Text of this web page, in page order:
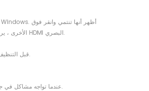
الإعدادات. بالنسبة لمصادر فيديو AV الأخرى ، يرجى الرجوع إلى الدليل لضبط دقة الفيديو. أعد تشغيل النظام. إذا كان من الضروري فصل كابل HDMI البصري.
● قبل التنظيف ، يرجى فصل هذه الوحدة من جهاز الصوت والصورة. لا تستخدم المنظفات السائلة أو البخاخة. استخدم قطعة قماش مبللة فقط.
● عندما تواجه مشاكل في جودة المنتج ، يرجى استشارة قسم ما بعد البيع لدينا. يجب ألا يقوم غير المحترفين بتفكيك الغلاف بشكل خاص لتجنب تلف المنتج.